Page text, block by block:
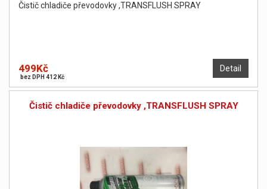
Čistič chladiče převodovky ,TRANSFLUSH SPRAY
Detail
499Kč
bez DPH 412 Kč
Čistič chladiče převodovky ,TRANSFLUSH SPRAY